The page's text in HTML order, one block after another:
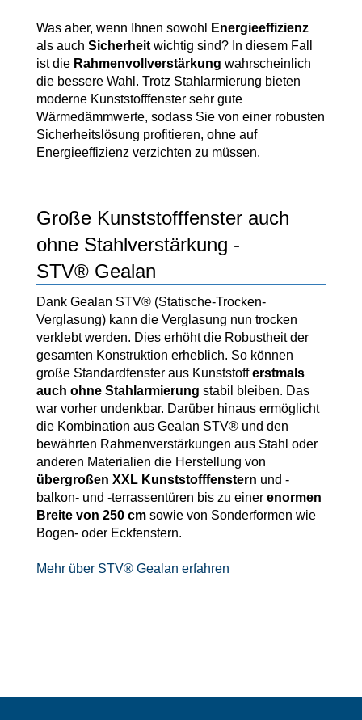
Was aber, wenn Ihnen sowohl
Energieeffizienz
als auch Sicherheit wichtig sind? In diesem Fall
ist die Rahmenvollverstärkung wahrscheinlich
die bessere Wahl. Trotz Stahlarmierung bieten
moderne Kunststofffenster sehr gute
Wärmedämmwerte, sodass Sie von einer robusten
Sicherheitslösung profitieren, ohne auf
Energieeffizienz verzichten zu müssen.
Große Kunststofffenster auch
ohne Stahlverstärkung -
STV® Gealan
Dank Gealan STV® (Statische-Trocken-
Verglasung) kann die Verglasung nun trocken
verklebt werden. Dies erhöht die Robustheit der
gesamten Konstruktion erheblich. So können
große Standardfenster aus Kunststofferstmals
auch ohne Stahlarmierung stabil bleiben. Das
war vorher undenkbar. Darüber hinaus ermöglicht
die Kombination aus Gealan STV® und den
bewährten Rahmenverstärkungen aus Stahl oder
anderen Materialien die Herstellung von
übergroßen XXL Kunststofffenstern und -
balkon- und -terrassentüren bis zu einer enormen
Breite von 250 cm sowie von Sonderformen wie
Bogen- oder Eckfenstern.
Mehr über STV® Gealan erfahren